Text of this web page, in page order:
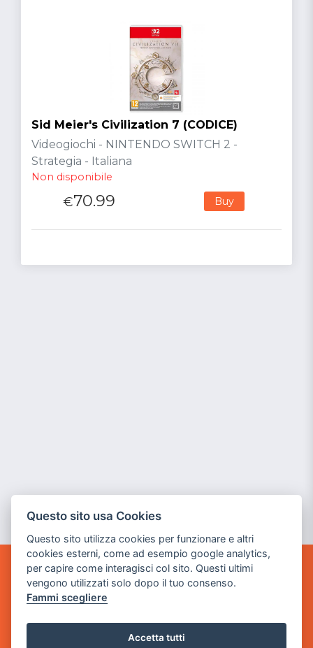
Sid Meier's Civilization 7 (CODICE)
Videogiochi - NINTENDO SWITCH 2 -
Strategia - Italiana
Non disponibile
€70.99 Buy
GAME WARP
BY POWER GAME SRL
Sede Legale
via Villaggio dei Platani, 3
Questo sito usa Cookies
Questo sito utilizza cookies per funzionare e altri
cookies esterni, come ad esempio google analytics,
per capire come interagisci col sito. Questi ultimi
vengono utilizzati solo dopo il tuo consenso.
Fammi scegliere
Accetta tutti